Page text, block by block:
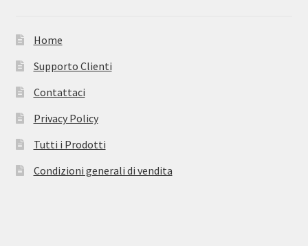
Home
Supporto Clienti
Contattaci
Privacy Policy
Tutti i Prodotti
Condizioni generali di vendita